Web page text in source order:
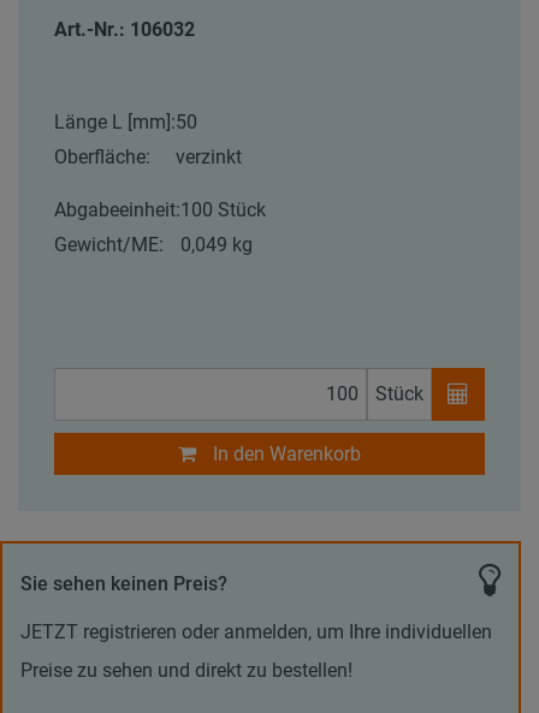
Art.-Nr.: 106032
Länge L [mm]:50
Oberfläche:
verzinkt
Abgabeeinheit:100 Stück
Gewicht/ME:
0,049 kg
Stück
In den Warenkorb
Sie sehen keinen Preis?
JETZT registrieren oder anmelden, um Ihre individuellen
Preise zu sehen und direkt zu bestellen!